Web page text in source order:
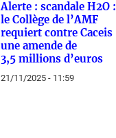
Alerte : scandale H2O :
le Collège de l’AMF
requiert contre Caceis
une amende de
3,5 millions d’euros
21/11/2025 - 11:59